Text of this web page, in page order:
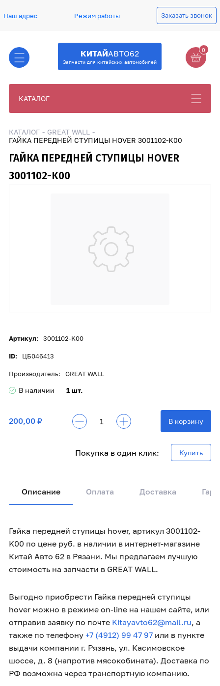
Наш адрес Режим работы Заказать звонок
КИТАЙАВТО62
Запчасти для китайских автомобилей
0
КАТАЛОГ
КАТАЛОГ
GREAT WALL
ГАЙКА ПЕРЕДНЕЙ СТУПИЦЫ HOVER 3001102-K00
ГАЙКА ПЕРЕДНЕЙ СТУПИЦЫ HOVER
3001102-K00
Артикул: 3001102-K00
ID: ЦБ046413
Производитель: GREAT WALL
В наличии 1 шт.
200,00 ₽ В корзину
Покупка в один клик: Купить
Описание Оплата Доставка
Гайка передней ступицы hover, артикул 3001102-
K00 по цене руб. в наличии в интернет-магазине
Китай Авто 62 в Рязани. Мы предлагаем лучшую
стоимость на запчасти в GREAT WALL.
Выгодно приобрести Гайка передней ступицы
hover можно в режиме on-line на нашем сайте, или
отправив заявку по почте Kitayavto62@mail.ru, а
также по телефону +7 (4912) 99 47 97 или в пункте
выдачи компании г. Рязань, ул. Касимовское
шоссе, д. 8 (напротив мясокобината). Доставка по
РФ возможна через транспортную компанию.